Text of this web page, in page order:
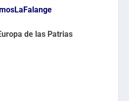
de las Patrias